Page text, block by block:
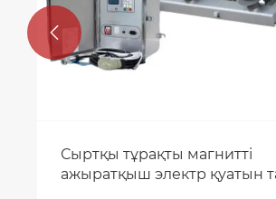
Сыртқы тұрақты магнитті
ажыратқыш электр қуатын
